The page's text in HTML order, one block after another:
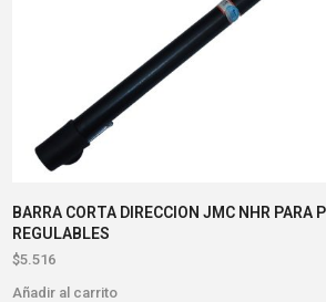
BARRA CORTA DIRECCION JMC NHR PARA
REGULABLES
$5.516
Añadir al carrito